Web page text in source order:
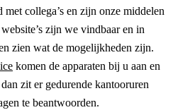
collega’s en zijn onze middelen
zijn we vindbaar en in
zien wat de mogelijkheden zijn.
komen de apparaten bij u aan en
zit er gedurende kantooruren
te beantwoorden.